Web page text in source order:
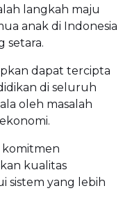
langkah maju
anak di Indonesia
setara.
dapat tercipta
di seluruh
oleh masalah
komitmen
kualitas
sistem yang lebih